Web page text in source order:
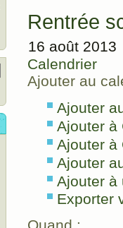
Rentrée
16 août 2013
Calendrier
Ajouter au
Ajouter
Ajouter à
Ajouter à
Ajouter
Ajouter à
Exporter